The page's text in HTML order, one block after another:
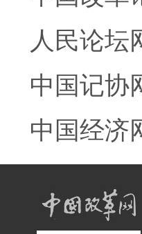
人民论坛
中国记协
中国经济